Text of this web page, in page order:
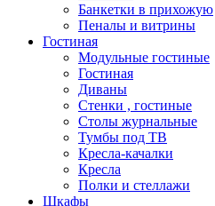
Банкетки в прихожую
Пеналы и витрины
Гостиная
Модульные гостиные
Гостиная
Диваны
Стенки , гостиные
Столы журнальные
Тумбы под ТВ
Кресла-качалки
Кресла
Полки и стеллажи
Шкафы